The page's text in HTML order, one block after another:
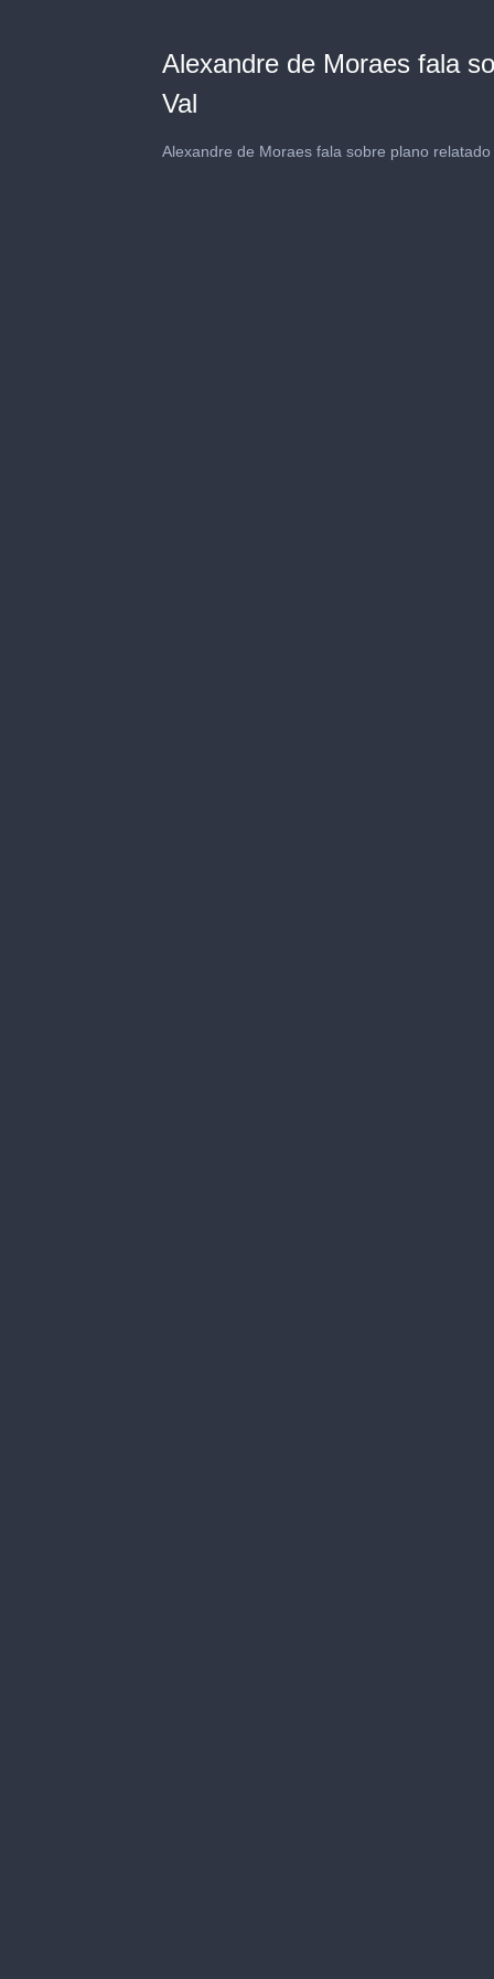
Alexandre de Moraes fala
Val
Alexandre de Moraes fala sobre plano